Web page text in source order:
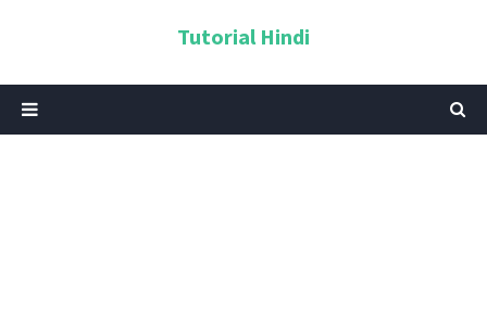
Tutorial Hindi